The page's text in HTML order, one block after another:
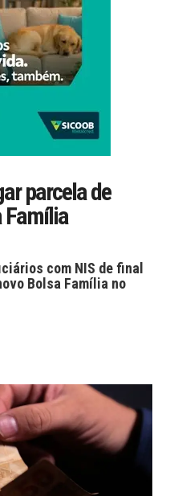
parcela de
Família
com NIS de final
Bolsa Família no